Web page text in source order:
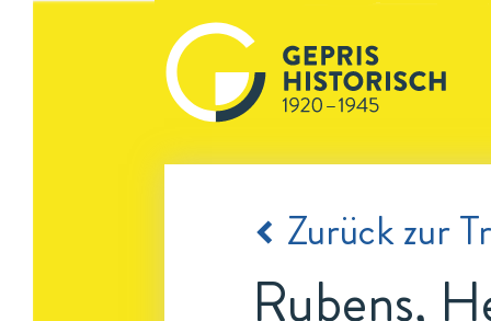
Zurück zur
Rubens,